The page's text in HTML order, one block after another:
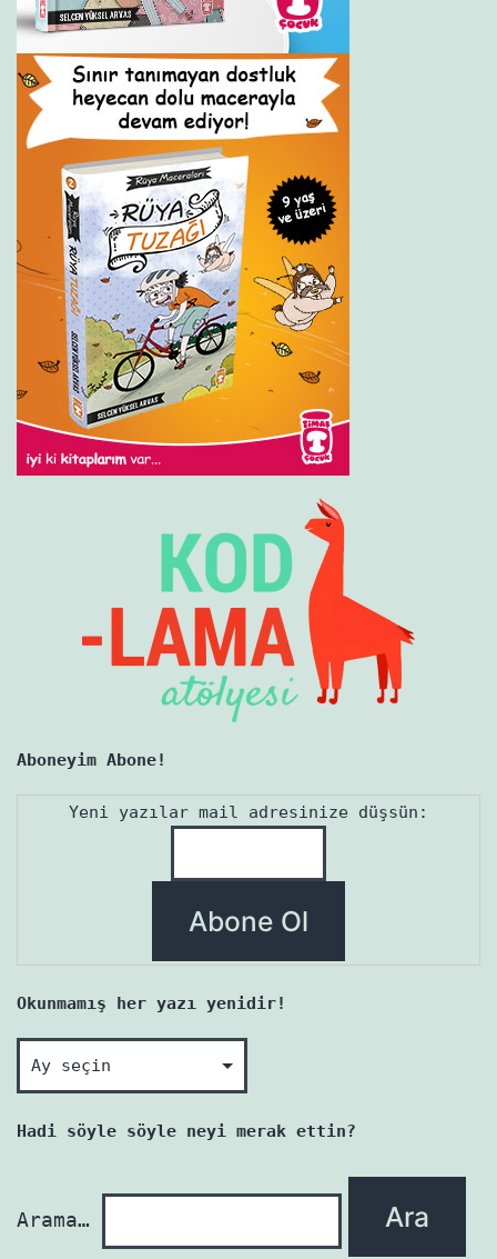
Aboneyim Abone!
Yeni yazılar mail adresinize düşsün:
Okunmamış her yazı yenidir!
Okunmamış
her
yazı
Hadi söyle söyle neyi merak ettin?
Arama…